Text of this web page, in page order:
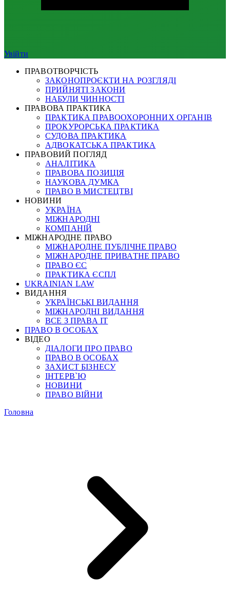
Увійти
ПРАВОТВОРЧІСТЬ
ЗАКОНОПРОЄКТИ НА РОЗГЛЯДІ
ПРИЙНЯТІ ЗАКОНИ
НАБУЛИ ЧИННОСТІ
ПРАВОВА ПРАКТИКА
ПРАКТИКА ПРАВООХОРОННИХ ОРГАНІВ
ПРОКУРОРСЬКА ПРАКТИКА
СУДОВА ПРАКТИКА
АДВОКАТСЬКА ПРАКТИКА
ПРАВОВИЙ ПОГЛЯД
АНАЛІТИКА
ПРАВОВА ПОЗИЦІЯ
НАУКОВА ДУМКА
ПРАВО В МИСТЕЦТВІ
НОВИНИ
УКРАЇНА
МІЖНАРОДНІ
КОМПАНІЙ
МІЖНАРОДНЕ ПРАВО
МІЖНАРОДНЕ ПУБЛІЧНЕ ПРАВО
МІЖНАРОДНЕ ПРИВАТНЕ ПРАВО
ПРАВО ЄС
ПРАКТИКА ЄСПЛ
UKRAINIAN LAW
ВИДАННЯ
УКРАЇНСЬКІ ВИДАННЯ
МІЖНАРОДНІ ВИДАННЯ
ВСЕ З ПРАВА ІТ
ПРАВО В ОСОБАХ
ВІДЕО
ДІАЛОГИ ПРО ПРАВО
ПРАВО В ОСОБАХ
ЗАХИСТ БІЗНЕСУ
ІНТЕРВ`Ю
НОВИНИ
ПРАВО ВІЙНИ
Головна